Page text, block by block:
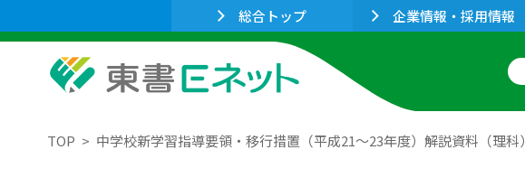
総合トップ 企業情報・採用情報
TOP 中学校新学習指導要領・移行措置（平成21～23年度）解説資料（理科）